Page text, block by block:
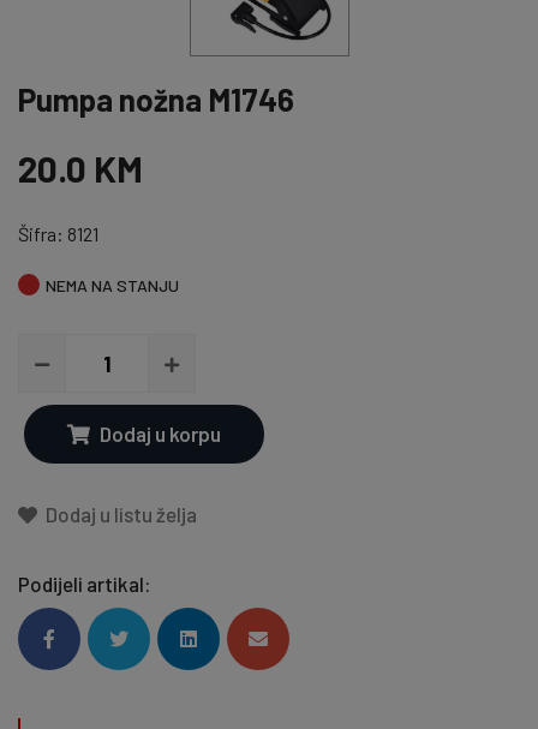
Pumpa nožna M1746
20.0 KM
Šifra: 8121
NEMA NA STANJU
Dodaj u korpu
Dodaj u listu želja
Podijeli artikal: